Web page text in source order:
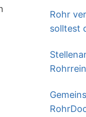
Rohr
solltest